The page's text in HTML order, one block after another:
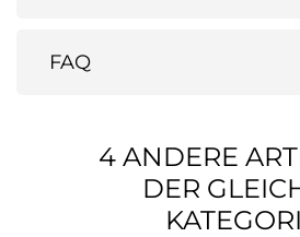
FAQ
4 ANDERE
DER